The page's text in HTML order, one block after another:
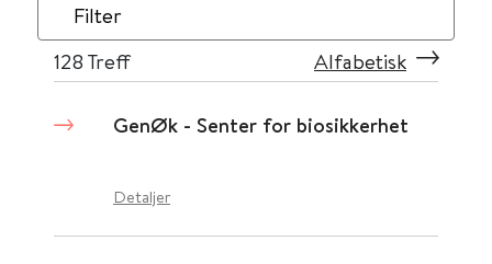
Filter
128 Treff Alfabetisk
GenØk - Senter for biosikkerhet
Detaljer